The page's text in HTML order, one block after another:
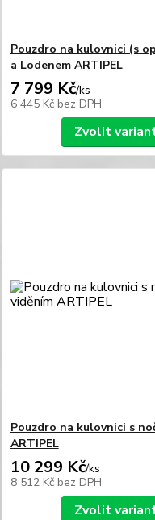
Pouzdro na kulovnici (s
a Lodenem ARTIPEL
7 799 Kč/ks
6 445 Kč bez DPH
Zvolit
Pouzdro na kulovnici s
ARTIPEL
10 299 Kč/ks
8 512 Kč bez DPH
Zvolit